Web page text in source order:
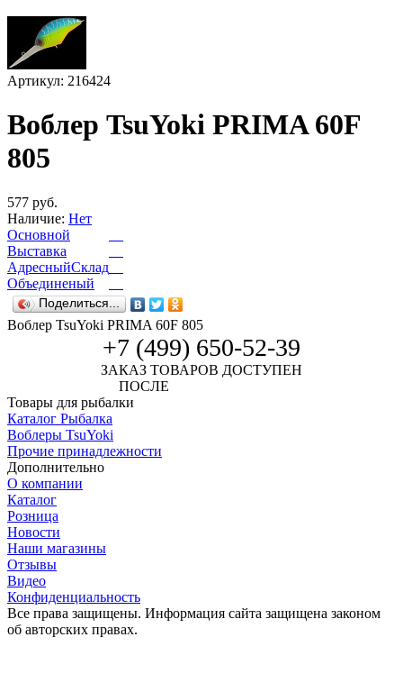
Артикул: 216424
Воблер TsuYoki PRIMA 60F
805
577 руб.
Наличие: Нет
Основной
Выставка
АдресныйСклад
Объединеный
Поделиться...
Воблер TsuYoki PRIMA 60F 805
+7 (499) 650-52-39
ЗАКАЗ ТОВАРОВ ДОСТУПЕН
ПОСЛЕ
Товары для рыбалки
Каталог Рыбалка
Воблеры TsuYoki
Прочие принадлежности
Дополнительно
О компании
Каталог
Розница
Новости
Наши магазины
Отзывы
Видео
Конфиденциальность
Все права защищены. Информация сайта защищена законом
об авторских правах.